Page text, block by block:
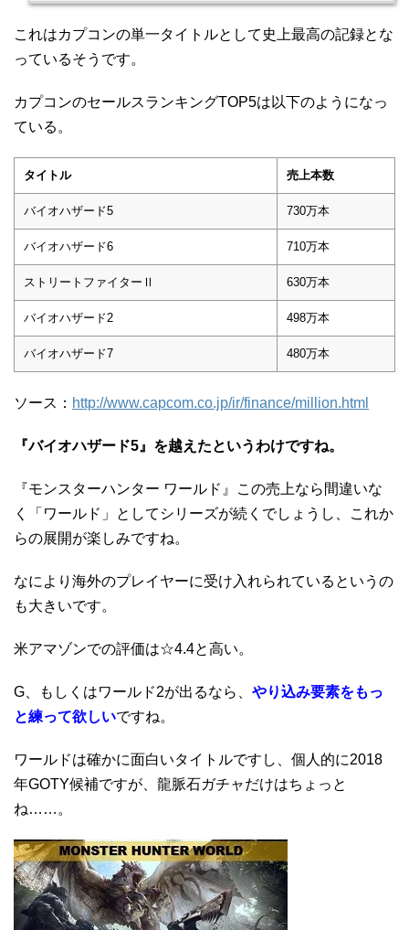
これはカプコンの単一タイトルとして史上最高の記録とな
っているそうです。
カプコンのセールスランキングTOP5は以下のようになっ
ている。
タイトル 売上本数
バイオハザード5 730万本
バイオハザード6 710万本
ストリートファイターⅡ 630万本
バイオハザード2 498万本
バイオハザード7 480万本
ソース： http://www.capcom.co.jp/ir/finance/million.html
『バイオハザード5』を越えたというわけですね。
『モンスターハンター ワールド』この売上なら間違いな
く「ワールド」としてシリーズが続くでしょうし、これか
らの展開が楽しみですね。
なにより海外のプレイヤーに受け入れられているというの
も大きいです。
米アマゾンでの評価は☆4.4と高い。
G、もしくはワールド2が出るなら、 やり込み要素をもっ
と練って欲しいですね。
ワールドは確かに面白いタイトルですし、個人的に2018
年GOTY候補ですが、龍脈石ガチャだけはちょっと
ね……。